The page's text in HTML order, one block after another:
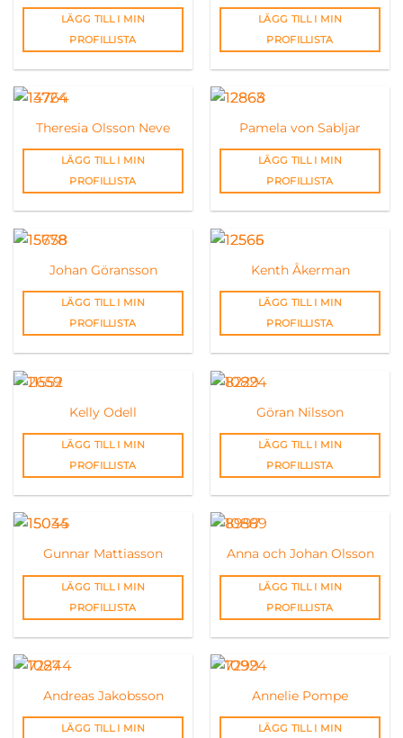
LÄGG TILL I MIN
PROFILLISTA
LÄGG TILL I MIN
PROFILLISTA
Theresia Olsson Neve
LÄGG TILL I MIN
PROFILLISTA
Pamela von Sabljar
LÄGG TILL I MIN
PROFILLISTA
Johan Göransson
LÄGG TILL I MIN
PROFILLISTA
Kenth Åkerman
LÄGG TILL I MIN
PROFILLISTA
Kelly Odell
LÄGG TILL I MIN
PROFILLISTA
Göran Nilsson
LÄGG TILL I MIN
PROFILLISTA
Gunnar Mattiasson
LÄGG TILL I MIN
PROFILLISTA
Anna och Johan Olsson
LÄGG TILL I MIN
PROFILLISTA
Andreas Jakobsson
LÄGG TILL I MIN
Annelie Pompe
LÄGG TILL I MIN